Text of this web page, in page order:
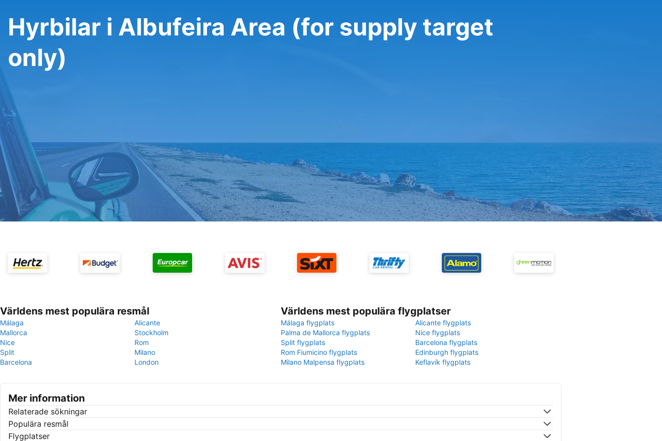
Hyrbilar i Albufeira Area (for supply target
only)
Världens mest populära resmål
Málaga
Alicante
Mallorca
Stockholm
Nice
Rom
Split
Milano
Barcelona
London
Världens mest populära flygplatser
Málaga flygplats
Alicante flygplats
Palma de Mallorca flygplats
Nice flygplats
Split flygplats
Barcelona flygplats
Rom Fiumicino flygplats
Edinburgh flygplats
Milano Malpensa flygplats
Keflavík flygplats
Mer information
Relaterade sökningar
Populära resmål
Flygplatser